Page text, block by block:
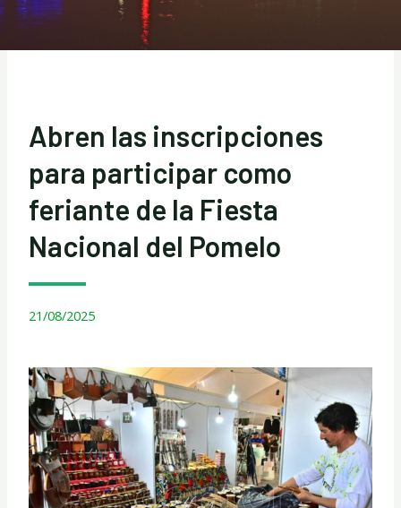
Abren las inscripciones
para participar como
feriante de la Fiesta
Nacional del Pomelo
21/08/2025